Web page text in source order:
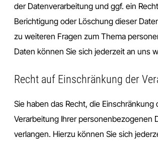
der Datenverarbeitung und ggf. ein
Berichtigung oder Löschung dieser
zu weiteren Fragen zum Thema
Daten können Sie sich jederzeit an uns
Recht auf Einschränkung der
Sie haben das Recht, die Einschränkung
Verarbeitung Ihrer personenbezogenen
verlangen. Hierzu können Sie sich